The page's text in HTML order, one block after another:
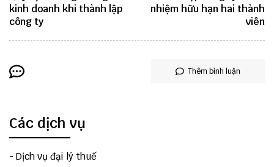
kinh doanh khi thành lập
công ty
nhiệm hữu hạn hai thành
viên
Thêm bình luận
Các dịch vụ
- Dịch vụ đại lý thuế